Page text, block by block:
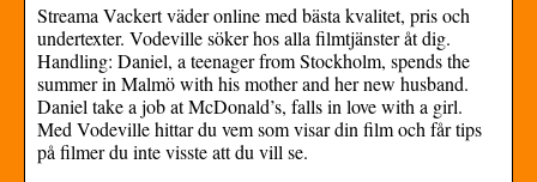
Streama Vackert väder online med bästa kvalitet, pris och
undertexter. Vodeville söker hos alla filmtjänster åt dig.
Handling: Daniel, a teenager from Stockholm, spends the
summer in Malmö with his mother and her new husband.
Daniel take a job at McDonald’s, falls in love with a girl.
Med Vodeville hittar du vem som visar din film och får tips
på filmer du inte visste att du vill se.